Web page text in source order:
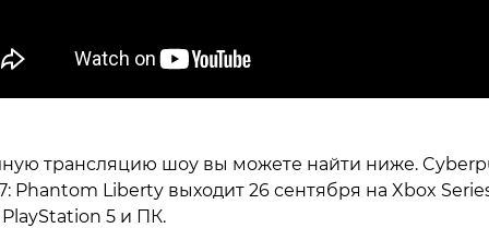
трансляцию шоу вы можете найти ниже.
Phantom Liberty выходит 26 сентября на Xbox
PlayStation 5 и ПК.